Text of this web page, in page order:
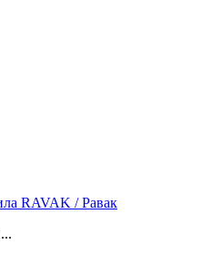
RAVAK / Равак